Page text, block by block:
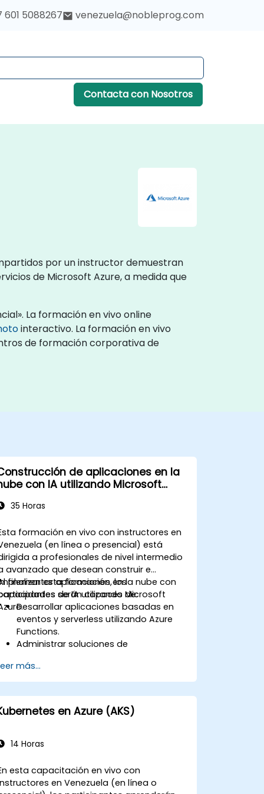
601 5088267 venezuela@nobleprog.com
Contacta con Nosotros
por un instructor demuestran
de Microsoft Azure, a medida que
La formación en vivo online
interactivo. La formación en vivo
de formación corporativa de
de aplicaciones en la
con IA utilizando Microsoft
35 Horas
formación en vivo con instructores en
(en línea o presencial) está
a profesionales de nivel intermedio
avanzado que desean construir e
aplicaciones en la nube con
de IA utilizando Microsoft
finalizar esta formación, los
serán capaces de:
Desarrollar aplicaciones basadas en
eventos y serverless utilizando Azure
Functions.
Administrar soluciones de
virtuales.
Implementar y escalar aplicaciones
web utilizando Azure App Service y
contenedores Docker.
Integrar inteligencia artificial,
learning) y procesamiento de lenguaje
Aprovechar GitHub Copilot para asistir
en el desarrollo de aplicaciones en la
más...
en Azure (AKS)
14 Horas
esta capacitación en vivo con
en Venezuela (en línea o